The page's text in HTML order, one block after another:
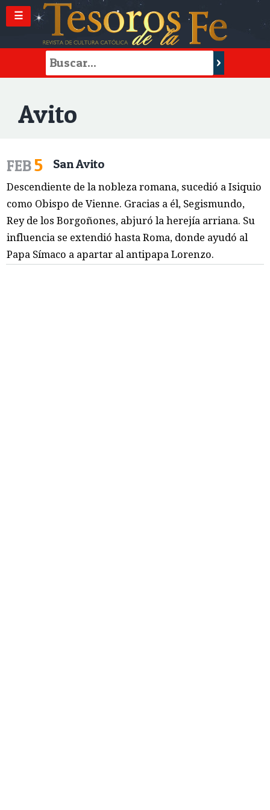
☰
Avito
FEB5 San Avito
Descendiente de la nobleza romana, sucedió a Isiquio
como Obispo de Vienne. Gracias a él, Segismundo,
Rey de los Borgoñones, abjuró la herejía arriana. Su
influencia se extendió hasta Roma, donde ayudó al
Papa Símaco a apartar al antipapa Lorenzo.